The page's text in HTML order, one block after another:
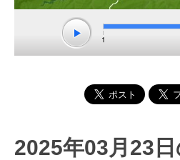
2025年03月23